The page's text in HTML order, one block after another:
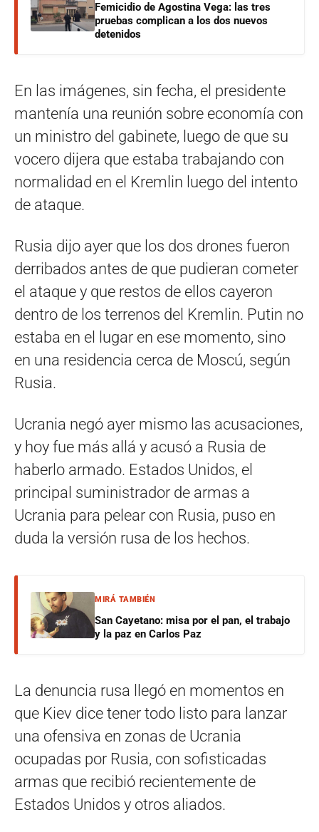
Femicidio de Agostina Vega: las tres
pruebas complican a los dos nuevos
detenidos
En las imágenes, sin fecha, el presidente
mantenía una reunión sobre economía con
un ministro del gabinete, luego de que su
vocero dijera que estaba trabajando con
normalidad en el Kremlin luego del intento
de ataque.
Rusia dijo ayer que los dos drones fueron
derribados antes de que pudieran cometer
el ataque y que restos de ellos cayeron
dentro de los terrenos del Kremlin. Putin no
estaba en el lugar en ese momento, sino
en una residencia cerca de Moscú, según
Rusia.
Ucrania negó ayer mismo las acusaciones,
y hoy fue más allá y acusó a Rusia de
haberlo armado. Estados Unidos, el
principal suministrador de armas a
Ucrania para pelear con Rusia, puso en
duda la versión rusa de los hechos.
MIRÁ TAMBIÉN
San Cayetano: misa por el pan, el trabajo
y la paz en Carlos Paz
La denuncia rusa llegó en momentos en
que Kiev dice tener todo listo para lanzar
una ofensiva en zonas de Ucrania
ocupadas por Rusia, con sofisticadas
armas que recibió recientemente de
Estados Unidos y otros aliados.